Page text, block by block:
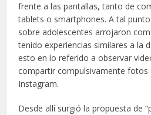
frente a las pantallas, tanto de
tablets o smartphones. A tal
sobre adolescentes arrojaron
tenido experiencias similares a la
esto en lo referido a observar
compartir compulsivamente fotos
Instagram.
Desde allí surgió la propuesta de